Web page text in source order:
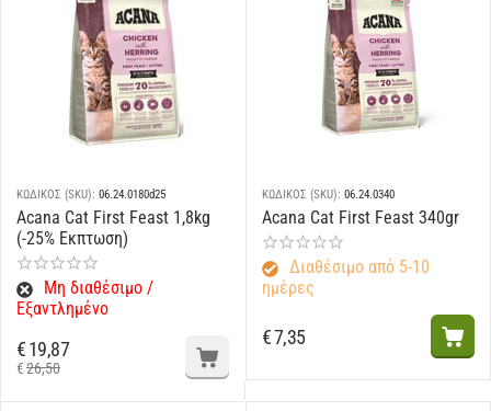
ΚΩΔΙΚΟΣ (SKU): 06.24.0180d25
Acana Cat First Feast 1,8kg
(-25% Εκπτωση)
Μη διαθέσιμο /
Εξαντλημένο
€26,50
€19,87
ΚΩΔΙΚΟΣ (SKU): 06.24.0340
Acana Cat First Feast 340gr
Διαθέσιμο από 5-10
ημέρες
€7,35